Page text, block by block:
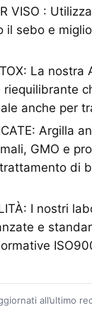
VISO :
sebo e
La
anche per
Argilla
GMO e
di
I nostri
e
all’ultimo